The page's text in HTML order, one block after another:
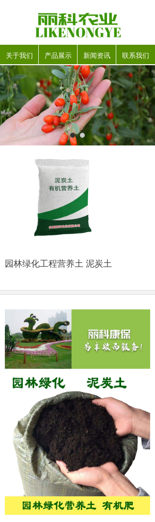
关于我们 产品展示 新闻资讯 联系我们
园林绿化工程营养土 泥炭土